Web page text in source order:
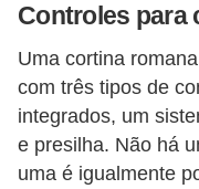
Controles para
Uma cortina
com três tipos de
integrados, um
e presilha. Não há
uma é igualmente